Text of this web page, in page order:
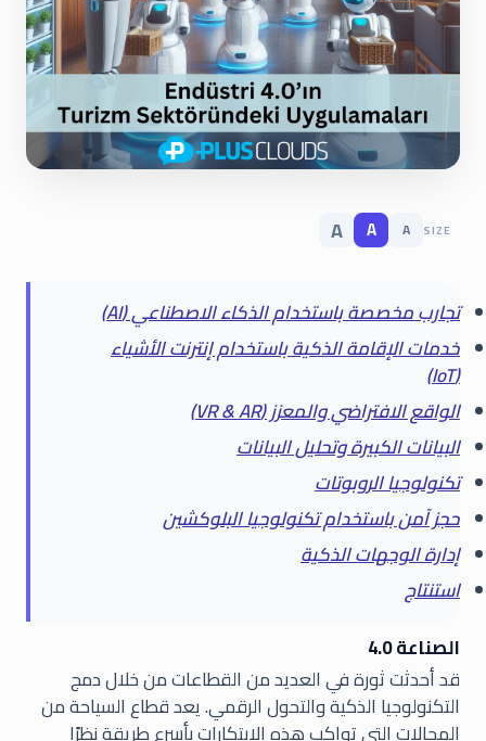
SIZE
A
A
A
تجارب مخصصة باستخدام الذكاء الاصطناعي (AI)
خدمات الإقامة الذكية باستخدام إنترنت الأشياء
(IoT)
الواقع الافتراضي والمعزز (VR & AR)
البيانات الكبيرة وتحليل البيانات
تكنولوجيا الروبوتات
حجز آمن باستخدام تكنولوجيا البلوكشين
إدارة الوجهات الذكية
استنتاج
الصناعة 4.0
قد أحدثت ثورة في العديد من القطاعات من خلال دمج
التكنولوجيا الذكية والتحول الرقمي. يعد قطاع السياحة من
المجالات التي تواكب هذه الابتكارات بأسرع طريقة نظرًا